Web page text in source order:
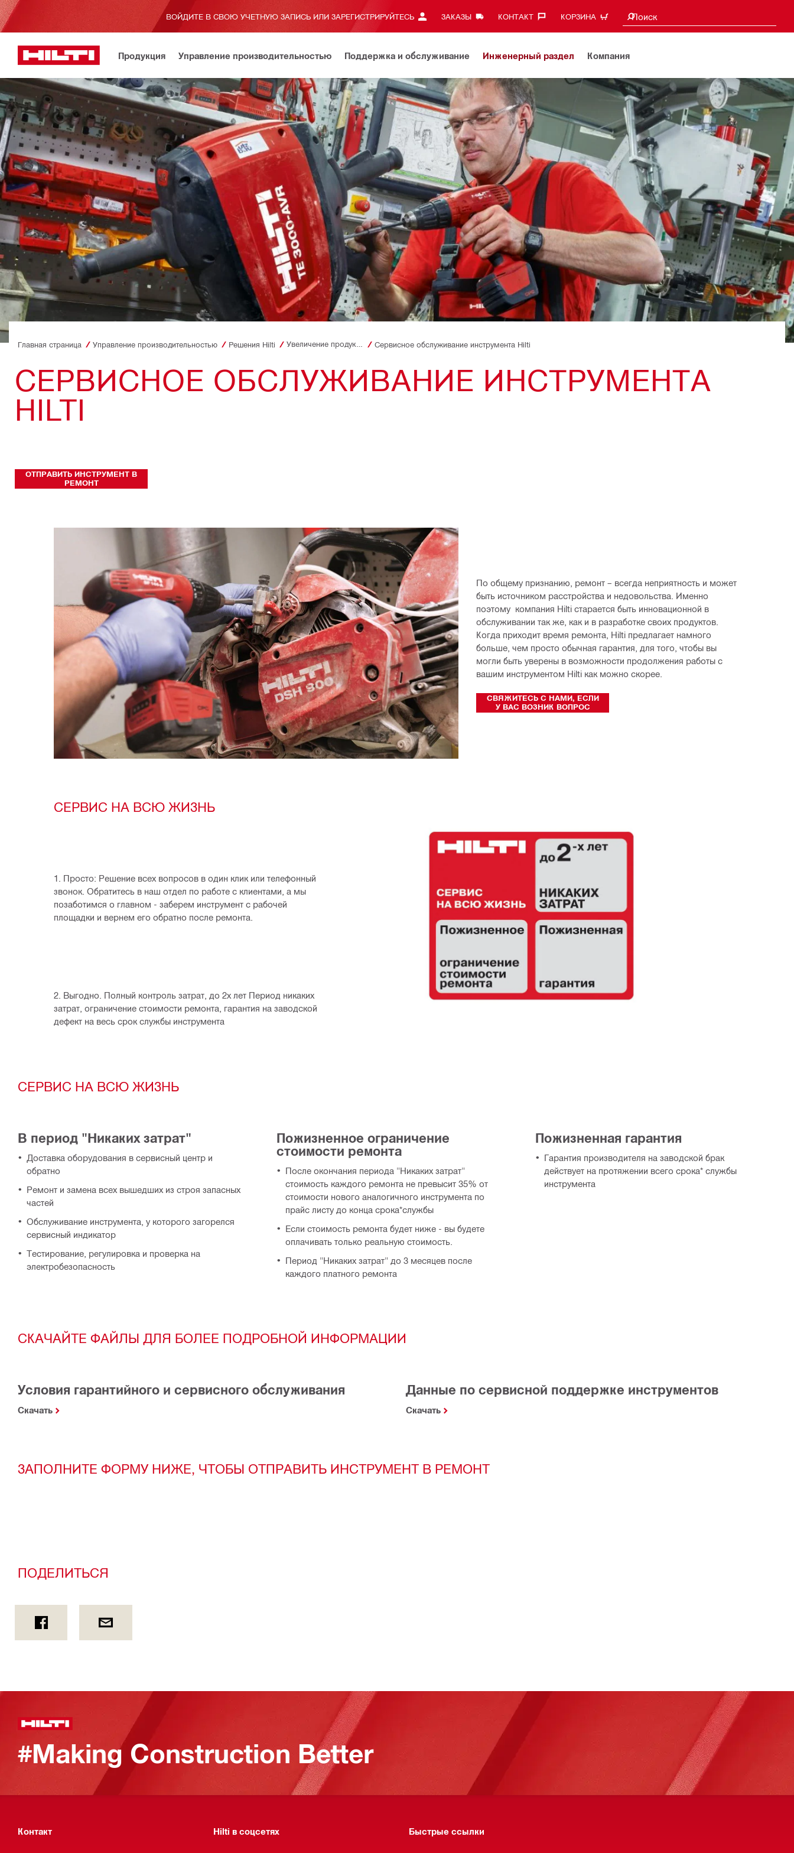
ВОЙДИТЕ В СВОЮ УЧЕТНУЮ ЗАПИСЬ ИЛИ ЗАРЕГИСТРИРУЙТЕСЬ ЗАКАЗЫ КОНТАКТ‎ КОРЗИНА Поиск
Поиск предложений
Продукция Управление производительностью Поддержка и обслуживание Инженерный раздел Компания
Главная страница Управление производительностью Решения Hilti Сервисное обслуживание инструмента Hilti
СЕРВИСНОЕ ОБСЛУЖИВАНИЕ ИНСТРУМЕНТА
HILTI
ОТПРАВИТЬ ИНСТРУМЕНТ В
РЕМОНТ
По общему признанию, ремонт – всегда неприятность и может
быть источником расстройства и недовольства. Именно
поэтому  компания Hilti старается быть инновационной в
обслуживании так же, как и в разработке своих продуктов.
Когда приходит время ремонта, Hilti предлагает намного
больше, чем просто обычная гарантия, для того, чтобы вы
могли быть уверены в возможности продолжения работы с
вашим инструментом Hilti как можно скорее.
СВЯЖИТЕСЬ С НАМИ, ЕСЛИ
У ВАС ВОЗНИК ВОПРОС
СЕРВИС НА ВСЮ ЖИЗНЬ
1. Просто: Решение всех вопросов в один клик или телефонный
звонок. Обратитесь в наш отдел по работе с клиентами, а мы
позаботимся о главном - заберем инструмент с рабочей
площадки и вернем его обратно после ремонта.
2. Выгодно. Полный контроль затрат, до 2х лет Период никаких
затрат, ограничение стоимости ремонта, гарантия на заводской
дефект на весь срок службы инструмента
СЕРВИС НА ВСЮ ЖИЗНЬ
В период "Никаких затрат"
Доставка оборудования в сервисный центр и
обратно
Ремонт и замена всех вышедших из строя запасных
частей
Обслуживание инструмента, у которого загорелся
сервисный индикатор
Тестирование, регулировка и проверка на
электробезопасность
Пожизненное ограничение
стоимости ремонта
После окончания периода "Никаких затрат"
стоимость каждого ремонта не превысит 35% от
стоимости нового аналогичного инструмента по
прайс листу до конца срока*службы
Если стоимость ремонта будет ниже - вы будете
оплачивать только реальную стоимость.
Период "Никаких затрат" до 3 месяцев после
каждого платного ремонта
Пожизненная гарантия
Гарантия производителя на заводской брак
действует на протяжении всего срока* службы
инструмента
СКАЧАЙТЕ ФАЙЛЫ ДЛЯ БОЛЕЕ ПОДРОБНОЙ ИНФОРМАЦИИ
Условия гарантийного и сервисного обслуживания
Скачать
Данные по сервисной поддержке инструментов
Скачать
ЗАПОЛНИТЕ ФОРМУ НИЖЕ, ЧТОБЫ ОТПРАВИТЬ ИНСТРУМЕНТ В РЕМОНТ
ПОДЕЛИТЬСЯ
#Making Construction Better
Контакт Hilti в соцсетях Быстрые ссылки